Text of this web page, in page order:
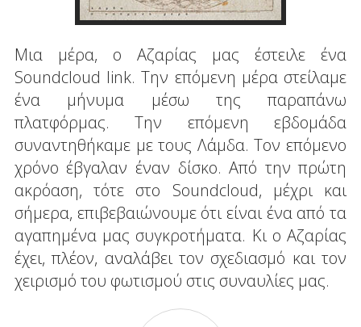
Mια μέρα, ο Αζαρίας μας έστειλε ένα
Soundcloud link. Την επόμενη μέρα στείλαμε
ένα μήνυμα μέσω της παραπάνω
πλατφόρμας. Την επόμενη εβδομάδα
συναντηθήκαμε με τους Λάμδα. Τον επόμενο
χρόνο έβγαλαν έναν δίσκο. Από την πρώτη
ακρόαση, τότε στο Soundcloud, μέχρι και
σήμερα, επιβεβαιώνουμε ότι είναι ένα από τα
αγαπημένα μας συγκροτήματα. Κι ο Αζαρίας
έχει, πλέον, αναλάβει τον σχεδιασμό και τον
χειρισμό του φωτισμού στις συναυλίες μας.